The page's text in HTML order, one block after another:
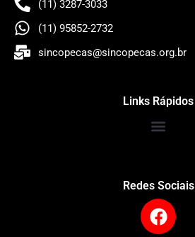
(11) 3287-3033
(11) 95852-2732
sincopecas@sincopecas.org.br
Links Rápidos
Redes Sociais